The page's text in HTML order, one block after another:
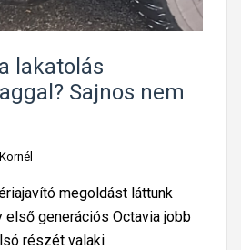
lakatolás
Sajnos nem
megoldást láttunk
első generációs Octavia jobb
részét valaki